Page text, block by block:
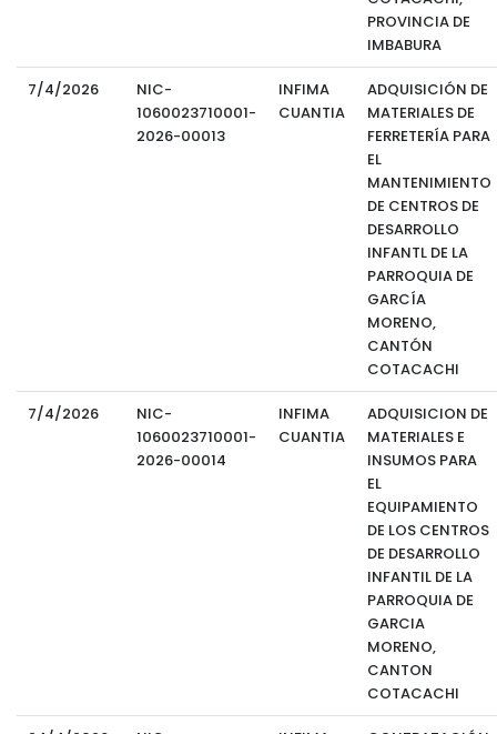
PROVINCIA DE
IMBABURA
7/4/2026
NIC-
1060023710001-
2026-00013
INFIMA
CUANTIA
ADQUISICIÓN DE
MATERIALES DE
FERRETERÍA PARA
EL
MANTENIMIENTO
DE CENTROS DE
DESARROLLO
INFANTL DE LA
PARROQUIA DE
GARCÍA
MORENO,
CANTÓN
COTACACHI
7/4/2026
NIC-
1060023710001-
2026-00014
INFIMA
CUANTIA
ADQUISICION DE
MATERIALES E
INSUMOS PARA
EL
EQUIPAMIENTO
DE LOS CENTROS
DE DESARROLLO
INFANTIL DE LA
PARROQUIA DE
GARCIA
MORENO,
CANTON
COTACACHI